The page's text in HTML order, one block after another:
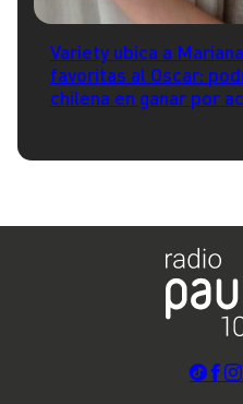
Variety ubica a
favoritas al Oscar:
chilena en ganar por